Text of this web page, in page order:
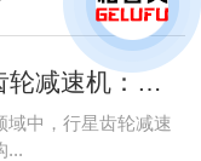
**揭秘行星齿轮减速机：原理、选型与高效应用**
域中，行星齿轮减速
...